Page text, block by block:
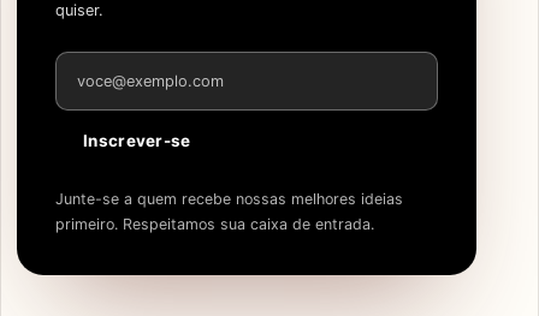
quiser.
Endereço de e-mail
Inscrever-se
Junte-se a quem recebe nossas melhores ideias
primeiro. Respeitamos sua caixa de entrada.